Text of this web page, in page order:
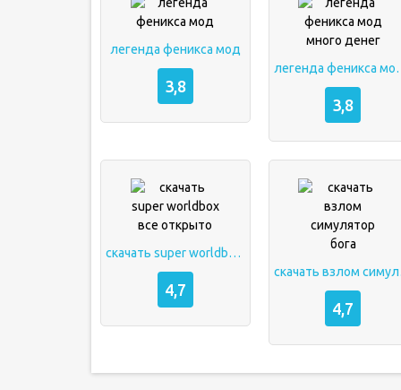
легенда феникса мод
3,8
3,8
скачать super worldbox все открыто
4,7
4,7